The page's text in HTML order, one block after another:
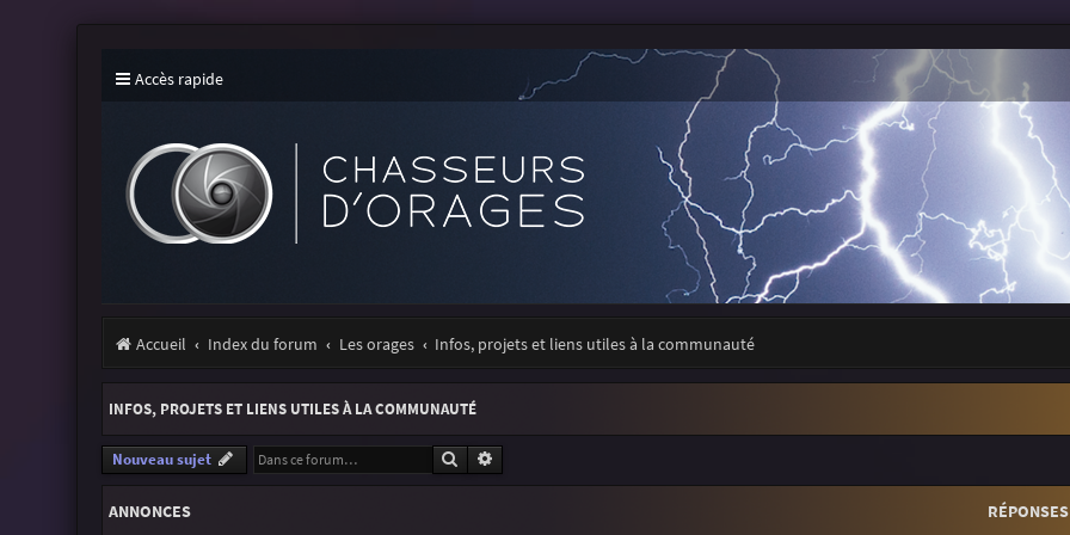
Accès rapide
Accueil Index du forum Les orages Infos, projets et liens utiles à la communauté
INFOS, PROJETS ET LIENS UTILES À LA COMMUNAUTÉ
Nouveau sujet Rechercher
ANNONCES RÉPONSES